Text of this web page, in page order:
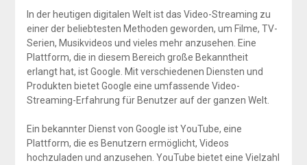
In der heutigen digitalen Welt ist das Video-Streaming zu
einer der beliebtesten Methoden geworden, um Filme, TV-
Serien, Musikvideos und vieles mehr anzusehen. Eine
Plattform, die in diesem Bereich große Bekanntheit
erlangt hat, ist Google. Mit verschiedenen Diensten und
Produkten bietet Google eine umfassende Video-
Streaming-Erfahrung für Benutzer auf der ganzen Welt.
Ein bekannter Dienst von Google ist YouTube, eine
Plattform, die es Benutzern ermöglicht, Videos
hochzuladen und anzusehen. YouTube bietet eine Vielzahl